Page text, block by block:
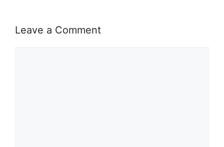
Leave a Comment